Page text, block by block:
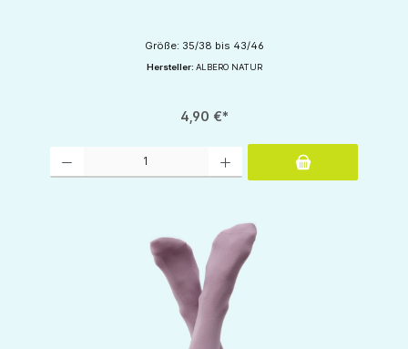
Größe: 35/38 bis 43/46
Hersteller: ALBERO NATUR
4,90 €*